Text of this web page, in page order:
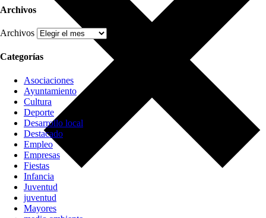
Archivos
Archivos
Categorías
Asociaciones
Ayuntamiento
Cultura
Deporte
Desarrollo local
Destacado
Empleo
Empresas
Fiestas
Infancia
Juventud
juventud
Mayores